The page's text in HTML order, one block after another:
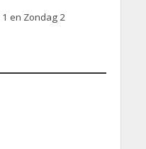
en Zondag 2